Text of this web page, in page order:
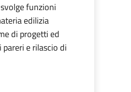
funzioni
edilizia
di progetti ed
e rilascio di